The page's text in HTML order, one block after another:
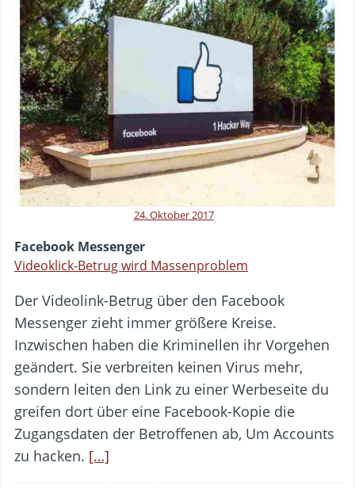
24. Oktober 2017
Facebook Messenger
Videoklick-Betrug wird Massenproblem
Der Videolink-Betrug über den Facebook
Messenger zieht immer größere Kreise.
Inzwischen haben die Kriminellen ihr Vorgehen
geändert. Sie verbreiten keinen Virus mehr,
sondern leiten den Link zu einer Werbeseite du
greifen dort über eine Facebook-Kopie die
Zugangsdaten der Betroffenen ab, Um Accounts
zu hacken. […]